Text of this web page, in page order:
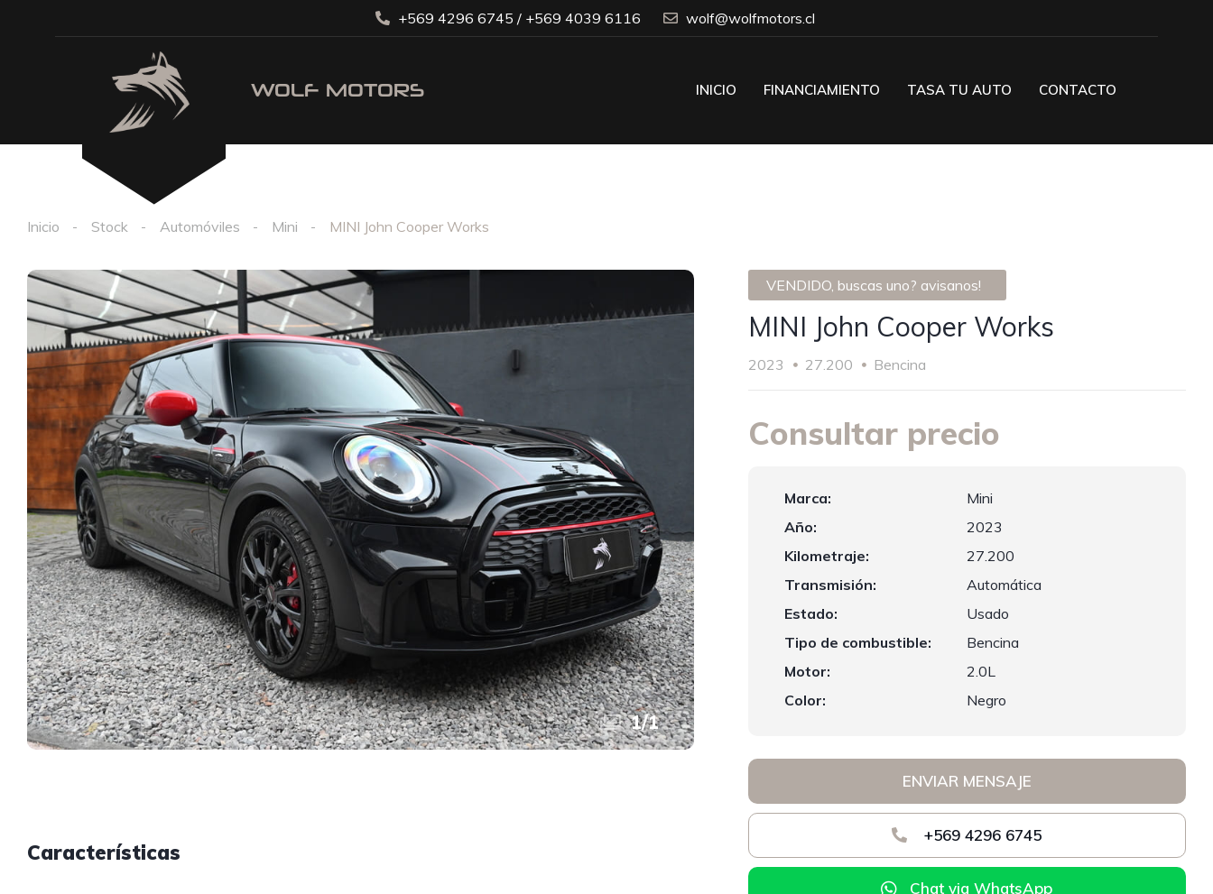
+569 4296 6745 / +569 4039 6116 wolf@wolfmotors.cl
INICIO FINANCIAMIENTO TASA TU AUTO CONTACTO
Inicio Stock Automóviles Mini MINI John Cooper Works
1/1
Características
VENDIDO, buscas uno? avisanos!
MINI John Cooper Works
2023 27.200 Bencina
Consultar precio
Marca:
Mini
Año:
2023
Kilometraje:
27.200
Transmisión:
Automática
Estado:
Usado
Tipo de combustible:
Bencina
Motor:
2.0L
Color:
Negro
ENVIAR MENSAJE
+569 4296 6745
Chat via WhatsApp